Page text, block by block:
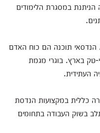
במסגרת הלימודים
תוכנה הם כוח האדם
טק בארץ. בוגרי מגמת
העתידית.
כללית במקצועות הנדסת
בשוק העבודה בתחומים